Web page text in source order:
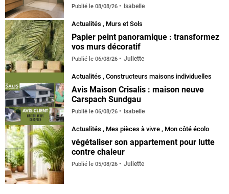
Publié le 08/08/26 Isabelle
Actualités , Murs et Sols
Papier peint panoramique : transformez
vos murs décoratif
Publié le 06/08/26 Juliette
Actualités , Constructeurs maisons individuelles
Avis Maison Crisalis : maison neuve
Carspach Sundgau
Publié le 06/08/26 Isabelle
Actualités , Mes pièces à vivre , Mon côté écolo
végétaliser son appartement pour lutte
contre chaleur
Publié le 05/08/26 Juliette